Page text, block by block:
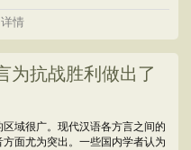
情
为抗战胜利做出了
域很广。现代汉语各方言之间的
面尤为突出。一些国内学者认为